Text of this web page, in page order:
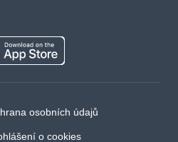
osobních údajů
o cookies